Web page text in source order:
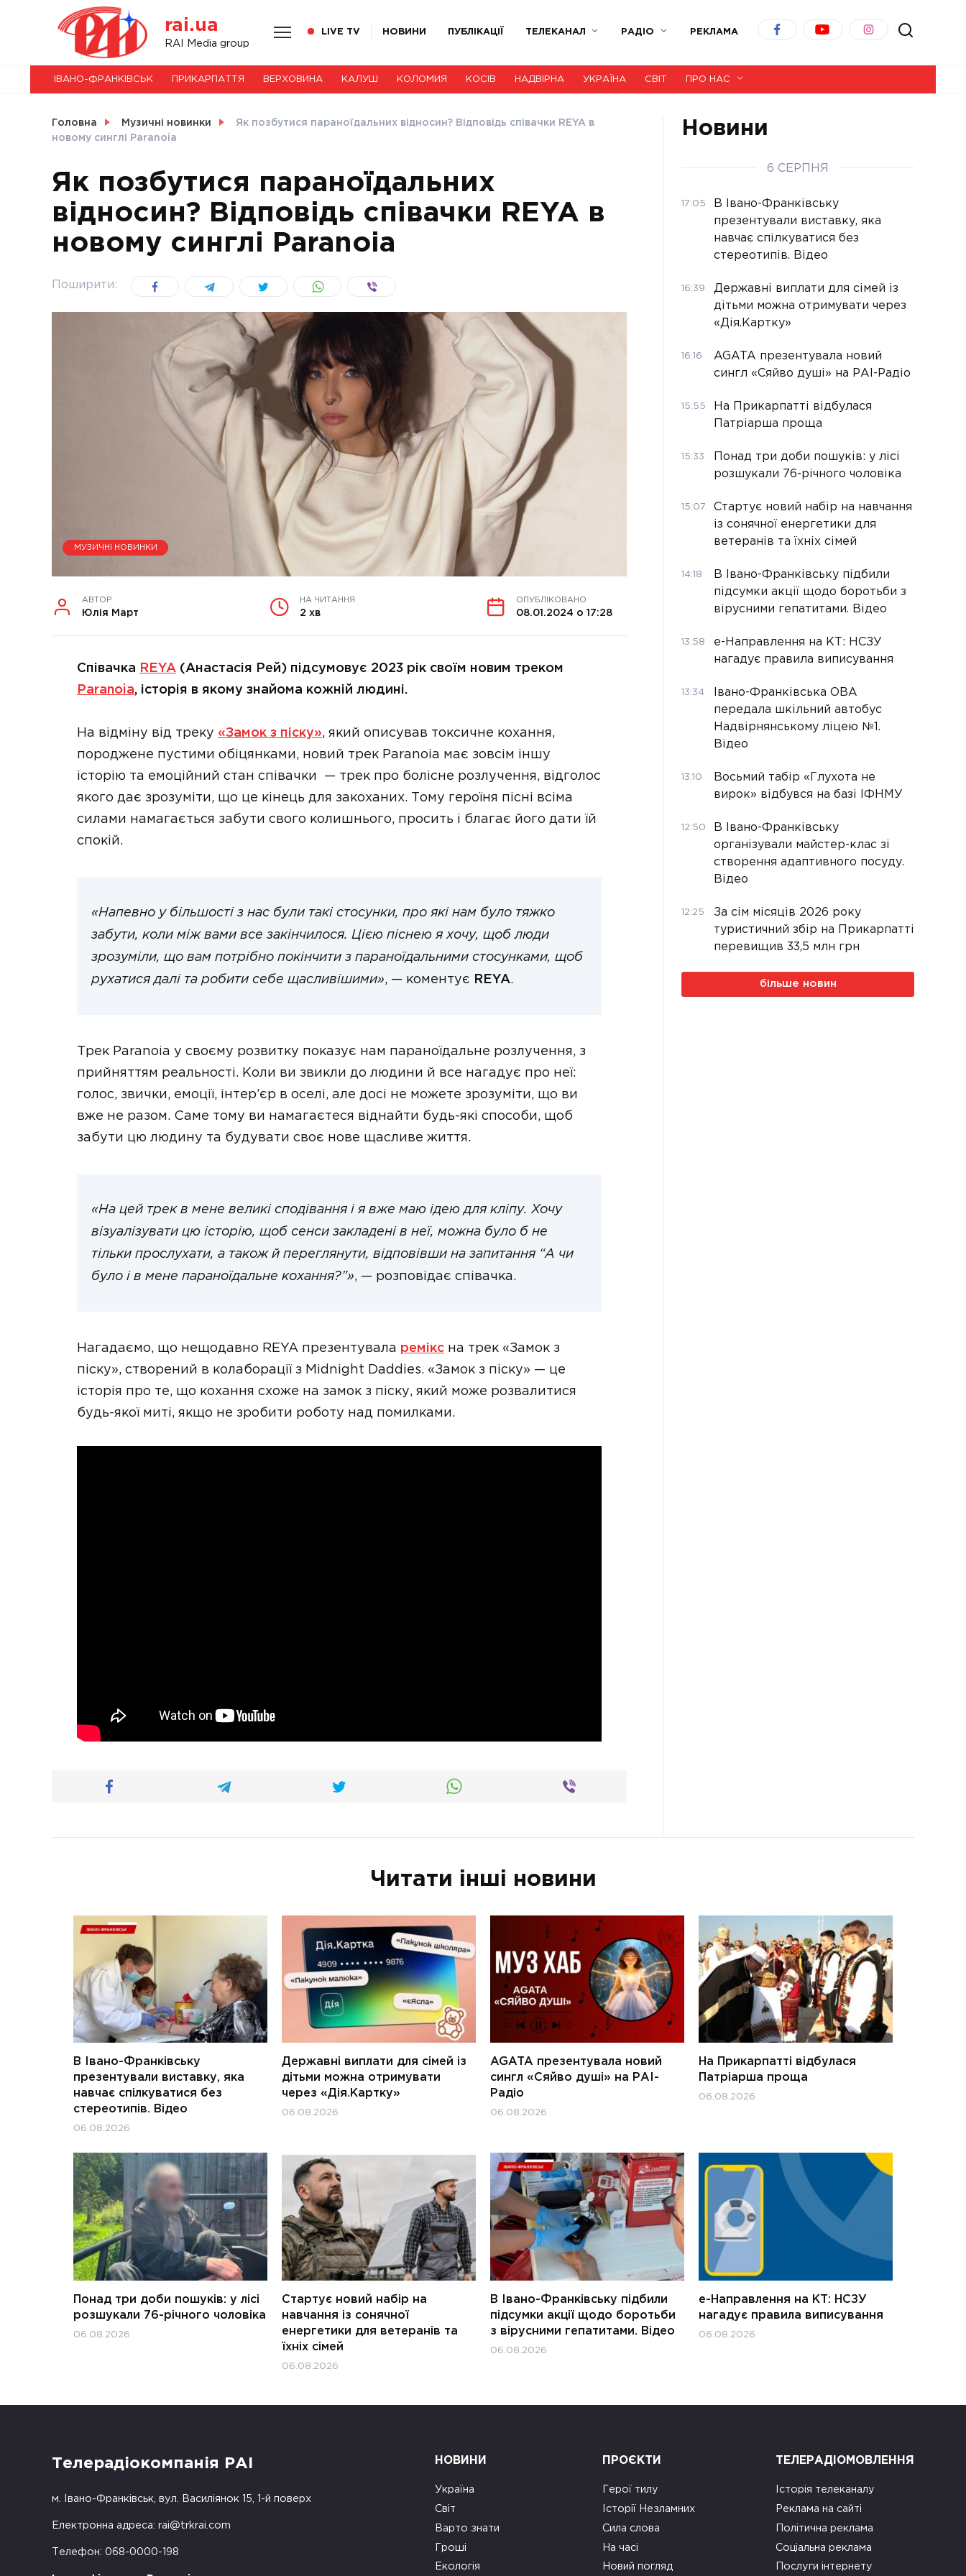
rai.ua
RAI Media group
LIVE TV НОВИНИ ПУБЛІКАЦІЇ ТЕЛЕКАНАЛ РАДІО РЕКЛАМА
НОВИНИ
СВІТ
УКРАЇНА
ІВАНО-ФРАНКІВСЬК ПРИКАРПАТТЯ ВЕРХОВИНА КАЛУШ КОЛОМИЯ КОСІВ НАДВІРНА УКРАЇНА СВІТ ПРО НАС
Головна Музичні новинки
Як позбутися параноїдальних відносин? Відповідь співачки REYA в
новому синглі Paranoia
Як позбутися параноїдальних
відносин? Відповідь співачки REYA в
новому синглі Paranoia
Поширити:
МУЗИЧНІ НОВИНКИ
АВТОР
Юлія Март
НА ЧИТАННЯ
2 хв
ОПУБЛІКОВАНО
08.01.2024 о 17:28
Співачка REYA (Анастасія Рей) підсумовує 2023 рік своїм новим треком
Paranoia, історія в якому знайома кожній людині.
На відміну від треку «Замок з піску», який описував токсичне кохання,
породжене пустими обіцянками, новий трек Paranoia має зовсім іншу
історію та емоційний стан співачки — трек про болісне розлучення, відголос
якого дає зрозуміти, що це кінець для закоханих. Тому героїня пісні всіма
силами намагається забути свого колишнього, просить і благає його дати їй
спокій.
«Напевно у більшості з нас були такі стосунки, про які нам було тяжко
забути, коли між вами все закінчилося. Цією піснею я хочу, щоб люди
зрозуміли, що вам потрібно покінчити з параноїдальними стосунками, щоб
рухатися далі та робити себе щасливішими», — коментує REYA.
Трек Paranoia у своєму розвитку показує нам параноїдальне розлучення, з
прийняттям реальності. Коли ви звикли до людини й все нагадує про неї:
голос, звички, емоції, інтер’єр в оселі, але досі не можете зрозуміти, що ви
вже не разом. Саме тому ви намагаєтеся віднайти будь-які способи, щоб
забути цю людину та будувати своє нове щасливе життя.
«На цей трек в мене великі сподівання і я вже маю ідею для кліпу. Хочу
візуалізувати цю історію, щоб сенси закладені в неї, можна було б не
тільки прослухати, а також й переглянути, відповівши на запитання “А чи
було і в мене параноїдальне кохання?”», — розповідає співачка.
Нагадаємо, що нещодавно REYA презентувала ремікс на трек «Замок з
піску», створений в колаборації з Midnight Daddies. «Замок з піску» — це
історія про те, що кохання схоже на замок з піску, який може розвалитися
будь-якої миті, якщо не зробити роботу над помилками.
Новини
6 СЕРПНЯ
17:05
В Івано-Франківську
презентували виставку, яка
навчає спілкуватися без
стереотипів. Відео
16:39
Державні виплати для сімей із
дітьми можна отримувати через
«Дія.Картку»
16:16
AGATA презентувала новий
сингл «Сяйво душі» на РАІ-Радіо
15:55
На Прикарпатті відбулася
Патріарша проща
15:33
Понад три доби пошуків: у лісі
розшукали 76-річного чоловіка
15:07
Стартує новий набір на навчання
із сонячної енергетики для
ветеранів та їхніх сімей
14:18
В Івано-Франківську підбили
підсумки акції щодо боротьби з
вірусними гепатитами. Відео
13:58
е-Направлення на КТ: НСЗУ
нагадує правила виписування
13:34
Івано-Франківська ОВА
передала шкільний автобус
Надвірнянському ліцею №1.
Відео
13:10
Восьмий табір «Глухота не
вирок» відбувся на базі ІФНМУ
12:50
В Івано-Франківську
організували майстер-клас зі
створення адаптивного посуду.
Відео
12:25
За сім місяців 2026 року
туристичний збір на Прикарпатті
перевищив 33,5 млн грн
більше новин
Читати інші новини
В Івано-Франківську
презентували виставку, яка
навчає спілкуватися без
стереотипів. Відео
06.08.2026
Державні виплати для сімей із
дітьми можна отримувати
через «Дія.Картку»
06.08.2026
AGATA презентувала новий
сингл «Сяйво душі» на РАІ-
Радіо
06.08.2026
На Прикарпатті відбулася
Патріарша проща
06.08.2026
Понад три доби пошуків: у лісі
розшукали 76-річного чоловіка
06.08.2026
Стартує новий набір на
навчання із сонячної
енергетики для ветеранів та
їхніх сімей
06.08.2026
В Івано-Франківську підбили
підсумки акції щодо боротьби
з вірусними гепатитами. Відео
06.08.2026
е-Направлення на КТ: НСЗУ
нагадує правила виписування
06.08.2026
Телерадіокомпанія РАІ
м. Івано-Франківськ, вул. Василіянок 15, 1-й поверх
Електронна адреса: rai@trkrai.com
Телефон: 068-0000-198
НОВИНИ
Україна
Світ
Варто знати
Гроші
Екологія
ПРОЄКТИ
Герої тилу
Історії Незламних
Сила слова
На часі
Новий погляд
ТЕЛЕРАДІОМОВЛЕННЯ
Історія телеканалу
Реклама на сайті
Політична реклама
Соціальна реклама
Послуги інтернету